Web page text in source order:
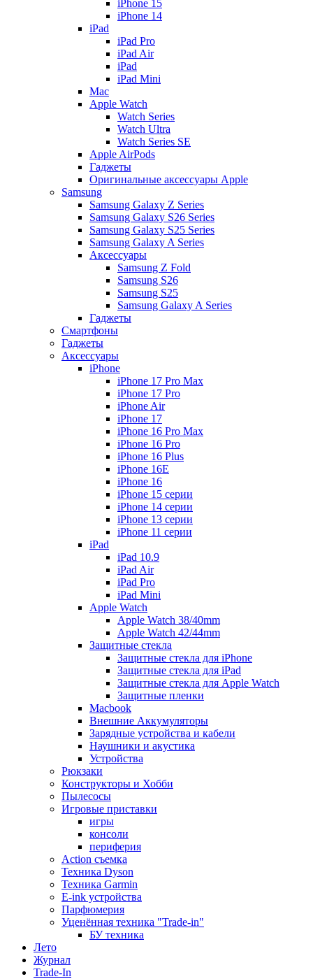
iPhone 15
iPhone 14
iPad
iPad Pro
iPad Air
iPad
iPad Mini
Mac
Apple Watch
Watch Series
Watch Ultra
Watch Series SE
Apple AirPods
Гаджеты
Оригинальные аксессуары Apple
Samsung
Samsung Galaxy Z Series
Samsung Galaxy S26 Series
Samsung Galaxy S25 Series
Samsung Galaxy A Series
Аксессуары
Samsung Z Fold
Samsung S26
Samsung S25
Samsung Galaxy A Series
Гаджеты
Смартфоны
Гаджеты
Аксессуары
iPhone
iPhone 17 Pro Max
iPhone 17 Pro
iPhone Air
iPhone 17
iPhone 16 Pro Max
iPhone 16 Pro
iPhone 16 Plus
iPhone 16E
iPhone 16
iPhone 15 серии
iPhone 14 серии
iPhone 13 серии
iPhone 11 серии
iPad
iPad 10.9
iPad Air
iPad Pro
iPad Mini
Apple Watch
Apple Watch 38/40mm
Apple Watch 42/44mm
Защитные стекла
Защитные стекла для iPhone
Защитные стекла для iPad
Защитные стекла для Apple Watch
Защитные пленки
Macbook
Внешние Аккумуляторы
Зарядные устройства и кабели
Наушники и акустика
Устройства
Рюкзаки
Конструкторы и Хобби
Пылесосы
Игровые приставки
игры
консоли
периферия
Action съемка
Техника Dyson
Техника Garmin
E-ink устройства
Парфюмерия
Уценённая техника "Trade-in"
БУ техника
Лето
Журнал
Trade-In